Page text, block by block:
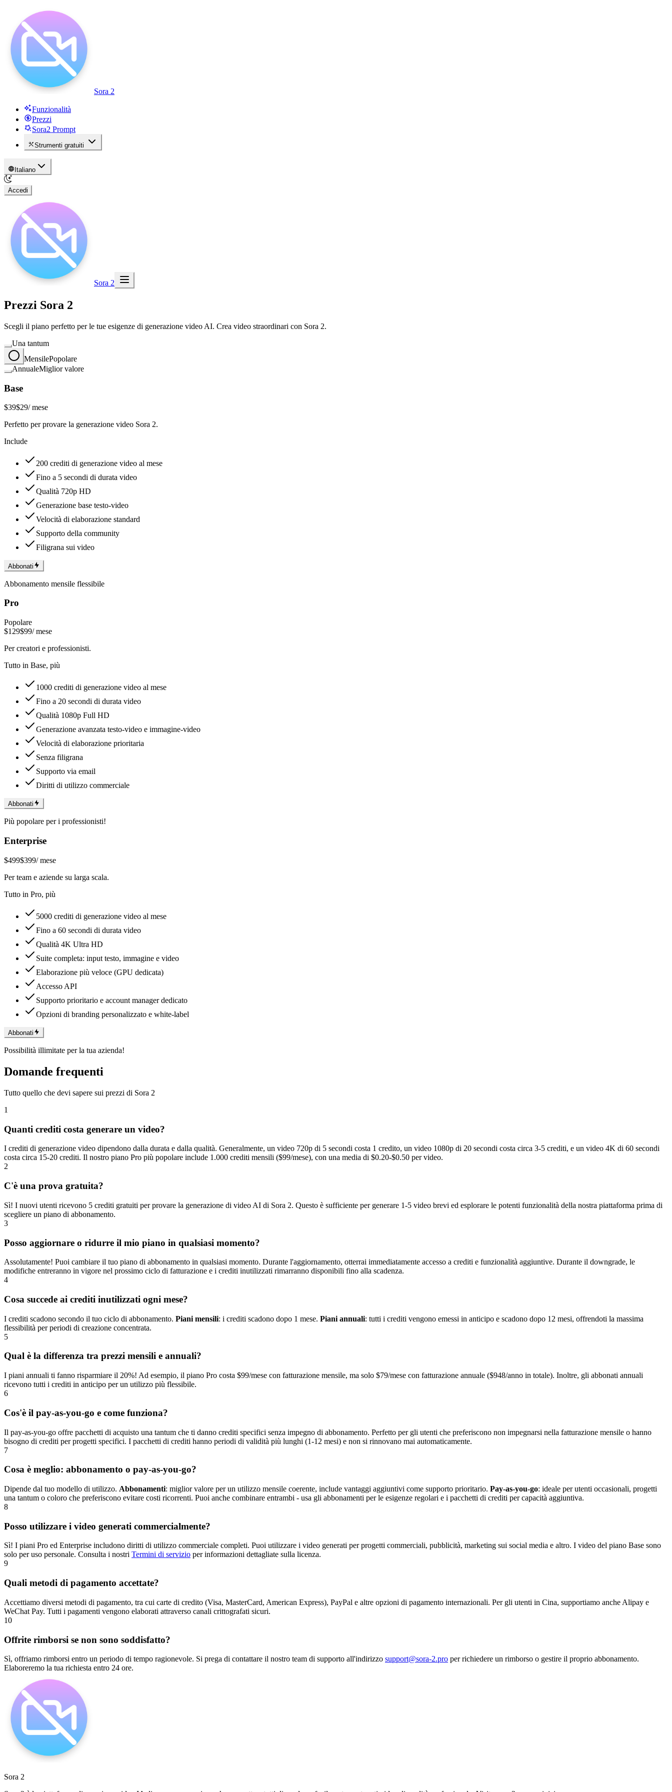
Sora 2
Funzionalità
Prezzi
Sora2 Prompt
Strumenti gratuiti
Italiano
Accedi
Sora 2
Prezzi Sora 2
Scegli il piano perfetto per le tue esigenze di generazione video AI. Crea video straordinari con Sora 2.
Una tantum
MensilePopolare
AnnualeMiglior valore
Base
$39$29/ mese
Perfetto per provare la generazione video Sora 2.
Include
200 crediti di generazione video al mese
Fino a 5 secondi di durata video
Qualità 720p HD
Generazione base testo-video
Velocità di elaborazione standard
Supporto della community
Filigrana sui video
Abbonati
Abbonamento mensile flessibile
Pro
Popolare
$129$99/ mese
Per creatori e professionisti.
Tutto in Base, più
1000 crediti di generazione video al mese
Fino a 20 secondi di durata video
Qualità 1080p Full HD
Generazione avanzata testo-video e immagine-video
Velocità di elaborazione prioritaria
Senza filigrana
Supporto via email
Diritti di utilizzo commerciale
Abbonati
Più popolare per i professionisti!
Enterprise
$499$399/ mese
Per team e aziende su larga scala.
Tutto in Pro, più
5000 crediti di generazione video al mese
Fino a 60 secondi di durata video
Qualità 4K Ultra HD
Suite completa: input testo, immagine e video
Elaborazione più veloce (GPU dedicata)
Accesso API
Supporto prioritario e account manager dedicato
Opzioni di branding personalizzato e white-label
Abbonati
Possibilità illimitate per la tua azienda!
Domande frequenti
Tutto quello che devi sapere sui prezzi di Sora 2
1
Quanti crediti costa generare un video?
I crediti di generazione video dipendono dalla durata e dalla qualità. Generalmente, un video 720p di 5 secondi costa 1 credito, un video 1080p di 20 secondi costa circa 3-5 crediti, e un video 4K di 60 secondi
costa circa 15-20 crediti. Il nostro piano Pro più popolare include 1.000 crediti mensili ($99/mese), con una media di $0.20-$0.50 per video.
2
C'è una prova gratuita?
Sì! I nuovi utenti ricevono 5 crediti gratuiti per provare la generazione di video AI di Sora 2. Questo è sufficiente per generare 1-5 video brevi ed esplorare le potenti funzionalità della nostra piattaforma prima di
scegliere un piano di abbonamento.
3
Posso aggiornare o ridurre il mio piano in qualsiasi momento?
Assolutamente! Puoi cambiare il tuo piano di abbonamento in qualsiasi momento. Durante l'aggiornamento, otterrai immediatamente accesso a crediti e funzionalità aggiuntive. Durante il downgrade, le
modifiche entreranno in vigore nel prossimo ciclo di fatturazione e i crediti inutilizzati rimarranno disponibili fino alla scadenza.
4
Cosa succede ai crediti inutilizzati ogni mese?
I crediti scadono secondo il tuo ciclo di abbonamento. Piani mensili: i crediti scadono dopo 1 mese. Piani annuali: tutti i crediti vengono emessi in anticipo e scadono dopo 12 mesi, offrendoti la massima
flessibilità per periodi di creazione concentrata.
5
Qual è la differenza tra prezzi mensili e annuali?
I piani annuali ti fanno risparmiare il 20%! Ad esempio, il piano Pro costa $99/mese con fatturazione mensile, ma solo $79/mese con fatturazione annuale ($948/anno in totale). Inoltre, gli abbonati annuali
ricevono tutti i crediti in anticipo per un utilizzo più flessibile.
6
Cos'è il pay-as-you-go e come funziona?
Il pay-as-you-go offre pacchetti di acquisto una tantum che ti danno crediti specifici senza impegno di abbonamento. Perfetto per gli utenti che preferiscono non impegnarsi nella fatturazione mensile o hanno
bisogno di crediti per progetti specifici. I pacchetti di crediti hanno periodi di validità più lunghi (1-12 mesi) e non si rinnovano mai automaticamente.
7
Cosa è meglio: abbonamento o pay-as-you-go?
Dipende dal tuo modello di utilizzo. Abbonamenti: miglior valore per un utilizzo mensile coerente, include vantaggi aggiuntivi come supporto prioritario. Pay-as-you-go: ideale per utenti occasionali, progetti
una tantum o coloro che preferiscono evitare costi ricorrenti. Puoi anche combinare entrambi - usa gli abbonamenti per le esigenze regolari e i pacchetti di crediti per capacità aggiuntiva.
8
Posso utilizzare i video generati commercialmente?
Sì! I piani Pro ed Enterprise includono diritti di utilizzo commerciale completi. Puoi utilizzare i video generati per progetti commerciali, pubblicità, marketing sui social media e altro. I video del piano Base sono
solo per uso personale. Consulta i nostri Termini di servizio per informazioni dettagliate sulla licenza.
9
Quali metodi di pagamento accettate?
Accettiamo diversi metodi di pagamento, tra cui carte di credito (Visa, MasterCard, American Express), PayPal e altre opzioni di pagamento internazionali. Per gli utenti in Cina, supportiamo anche Alipay e
WeChat Pay. Tutti i pagamenti vengono elaborati attraverso canali crittografati sicuri.
10
Offrite rimborsi se non sono soddisfatto?
Sì, offriamo rimborsi entro un periodo di tempo ragionevole. Si prega di contattare il nostro team di supporto all'indirizzo support@sora-2.pro per richiedere un rimborso o gestire il proprio abbonamento.
Elaboreremo la tua richiesta entro 24 ore.
Sora 2